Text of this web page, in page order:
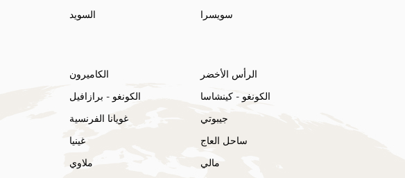
السويد
سويسرا
الكاميرون
الرأس الأخضر
الكونغو - برازافيل
الكونغو - كينشاسا
غويانا الفرنسية
جيبوتي
غينيا
ساحل العاج
ملاوي
مالي